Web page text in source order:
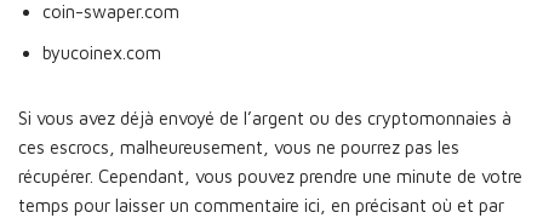
coin-swaper.com
byucoinex.com
Si vous avez déjà envoyé de l’argent ou des cryptomonnaies à
ces escrocs, malheureusement, vous ne pourrez pas les
récupérer. Cependant, vous pouvez prendre une minute de votre
temps pour laisser un commentaire ici, en précisant où et par